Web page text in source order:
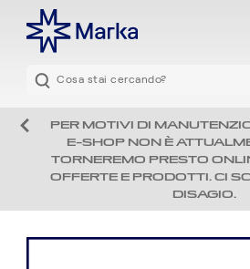
PER MOTIVI DI
E-SHOP NON È
TORNEREMO PRESTO
OFFERTE E PRODOTTI. CI
DISAGIO.